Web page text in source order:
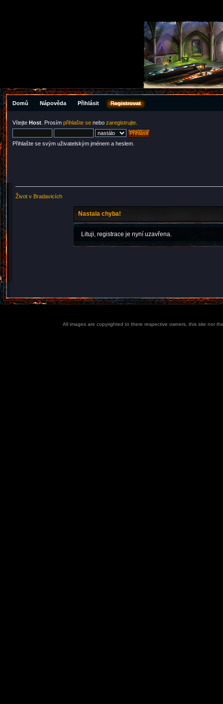
Domů Nápověda Přihlásit Registrovat
Vítejte Host . Prosím přihlašte se nebo zaregistrujte
Přihlašte se svým uživatelským jménem a heslem.
Život v Bradavicích
Nastala chyba!
Lituji, registrace je nyní uzavřena.
All images are copyrighted to there respective owners, this site nor